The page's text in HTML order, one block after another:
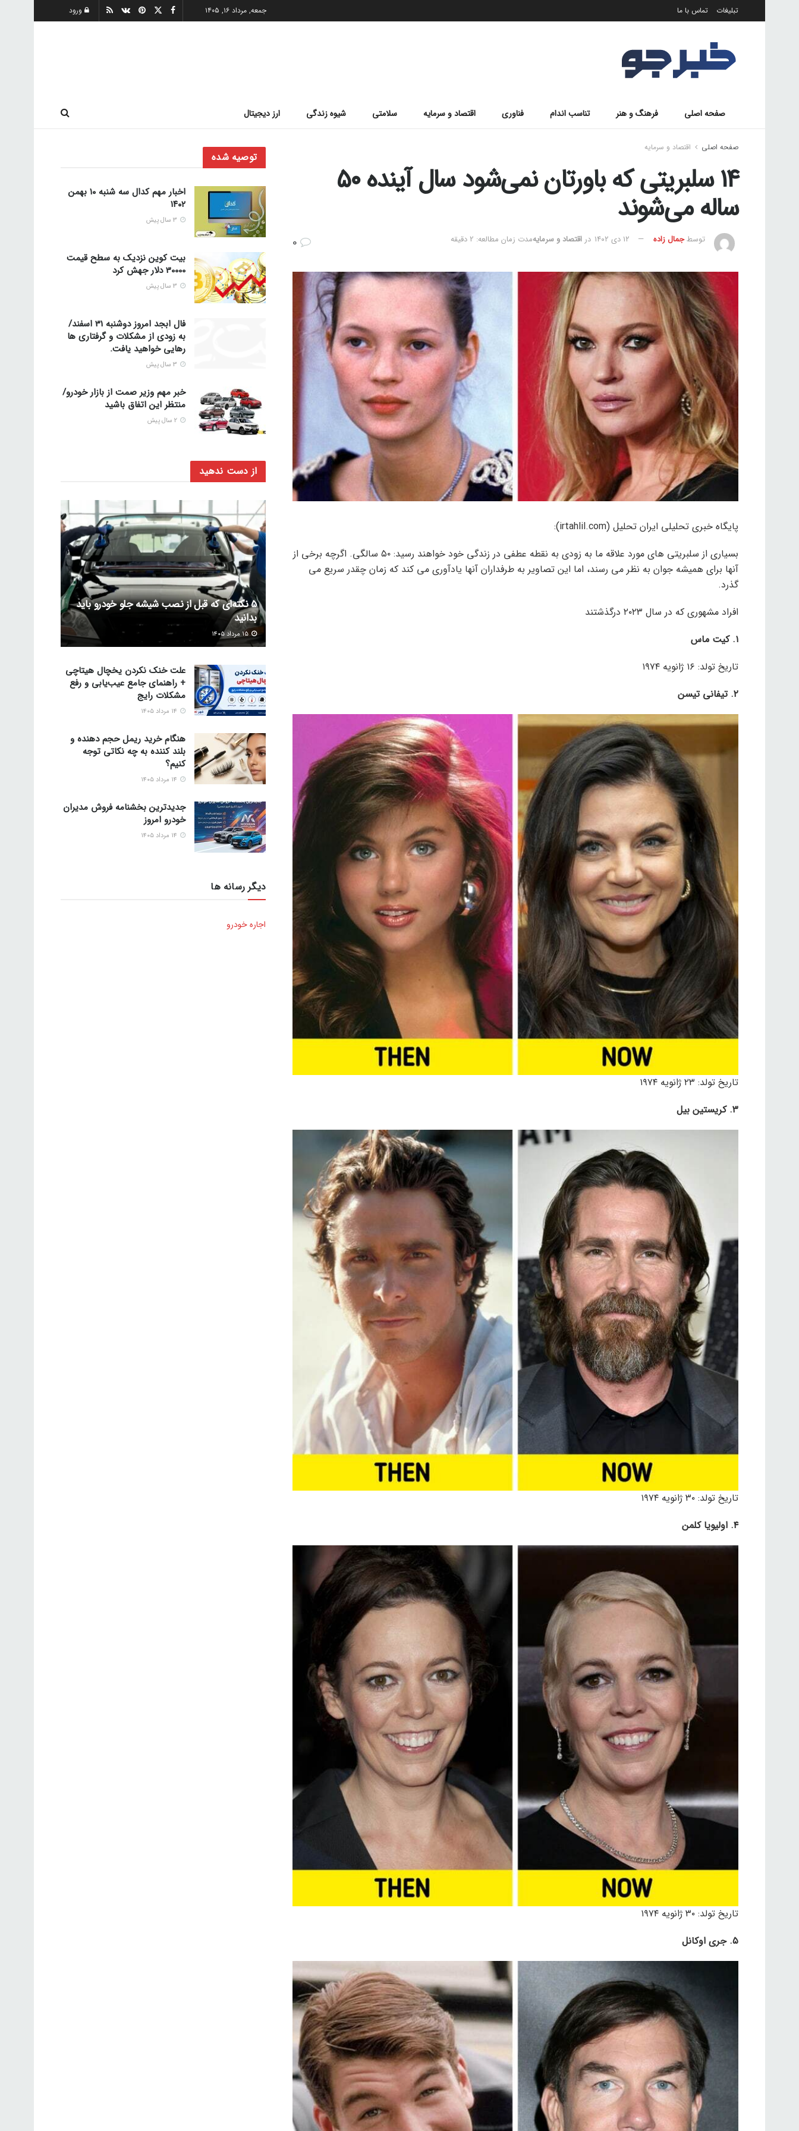
تبلیغات تماس با ما جمعه, مرداد ۱۶, ۱۴۰۵ ورود
صفحه اصلی فرهنگ و هنر تناسب اندام فناوری اقتصاد و سرمایه سلامتی شیوه زندگی ارز دیجیتال
صفحه اصلی اقتصاد و سرمایه
۱۴ سلبریتی که باورتان نمی‌شود سال آینده ۵۰
ساله می‌شوند
توسطجمال زاده ۱۲ دی ۱۴۰۲ در اقتصاد و سرمایهمدت زمان مطالعه: 2 دقیقه
پایگاه خبری تحلیلی ایران تحلیل (irtahlil.com):
بسیاری از سلبریتی های مورد علاقه ما به زودی به نقطه عطفی در زندگی خود خواهند رسید: ۵۰ سالگی. اگرچه برخی از
آنها برای همیشه جوان به نظر می رسند، اما این تصاویر به طرفداران آنها یادآوری می کند که زمان چقدر سریع می
گذرد.
افراد مشهوری که در سال ۲۰۲۳ درگذشتند
۱. کیت ماس
تاریخ تولد: ۱۶ ژانویه ۱۹۷۴
۲. تیفانی تیسن
تاریخ تولد: ۲۳ ژانویه ۱۹۷۴
۳. کریستین بیل
تاریخ تولد: ۳۰ ژانویه ۱۹۷۴
۴. اولیویا کلمن
تاریخ تولد: ۳۰ ژانویه ۱۹۷۴
۵. جری اوکانل
توصیه شده
اخبار مهم کدال سه شنبه ۱۰ بهمن
۱۴۰۲
بیت کوین نزدیک به سطح قیمت
30000 دلار جهش کرد
فال ابجد امروز دوشنبه 31 اسفند/
به زودی از مشکلات و گرفتاری ها
رهایی خواهید یافت.
خبر مهم وزیر صمت از بازار خودرو/
منتظر این اتفاق باشید
از دست ندهید
5 نکته‌ای که قبل از نصب شیشه جلو خودرو باید
بدانید
۱۵ مرداد ۱۴۰۵
علت خنک نکردن یخچال هیتاچی
+ راهنمای جامع عیب‌یابی و رفع
مشکلات رایج
هنگام خرید ریمل حجم دهنده و
بلند کننده به چه نکاتی توجه
کنیم؟
جدیدترین بخشنامه فروش مدیران
خودرو امروز
دیگر رسانه ها
اجاره خودرو